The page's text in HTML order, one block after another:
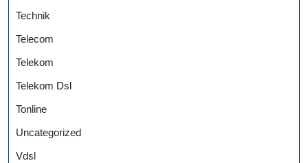
Technik
Telecom
Telekom
Telekom Dsl
Tonline
Uncategorized
Vdsl